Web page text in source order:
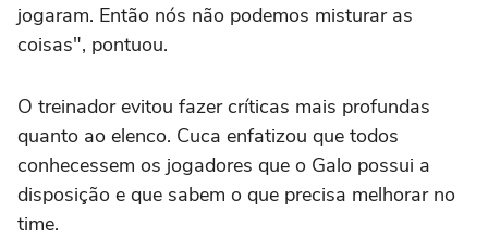
jogaram. Então nós não podemos misturar as
coisas", pontuou.
O treinador evitou fazer críticas mais profundas
quanto ao elenco. Cuca enfatizou que todos
conhecessem os jogadores que o Galo possui a
disposição e que sabem o que precisa melhorar no
time.